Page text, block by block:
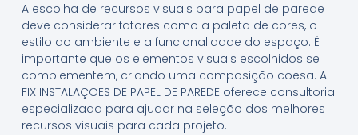
A escolha de recursos visuais para papel de parede
deve considerar fatores como a paleta de cores, o
estilo do ambiente e a funcionalidade do espaço. É
importante que os elementos visuais escolhidos se
complementem, criando uma composição coesa. A
FIX INSTALAÇÕES DE PAPEL DE PAREDE oferece consultoria
especializada para ajudar na seleção dos melhores
recursos visuais para cada projeto.